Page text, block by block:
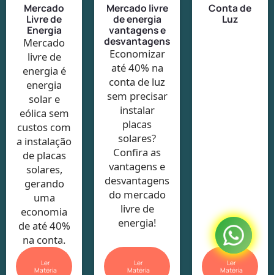
Mercado
Livre de
Energia
Mercado
livre de
energia é
energia
solar e
eólica sem
custos com
a instalação
de placas
solares,
gerando
uma
economia
de até 40%
na conta.
Ler
Matéria
Mercado livre
de energia
vantagens e
desvantagens
Economizar
até 40% na
conta de luz
sem precisar
instalar
placas
solares?
Confira as
vantagens e
desvantagens
do mercado
livre de
energia!
Ler
Matéria
Conta de
Luz
Ler
Matéria